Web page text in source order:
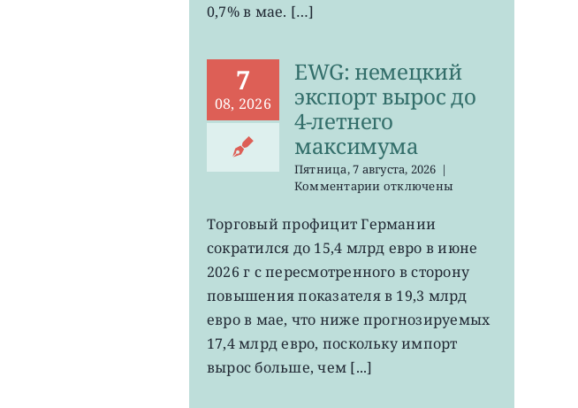
0,7% в мае. […]
7
08, 2026
EWG: немецкий
экспорт вырос до
4-летнего
максимума
Пятница, 7 августа, 2026 |
Комментариик
EWG:
немецкий
экспорт
вырос
4-
летнего
отключены
Торговый профицит Германии
сократился до 15,4 млрд евро в июне
2026 г с пересмотренного в сторону
повышения показателя в 19,3 млрд
евро в мае, что ниже прогнозируемых
17,4 млрд евро, поскольку импорт
вырос больше, чем [...]